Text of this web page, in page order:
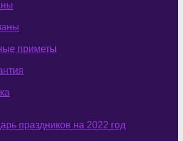
приметы
праздников на 2022 год